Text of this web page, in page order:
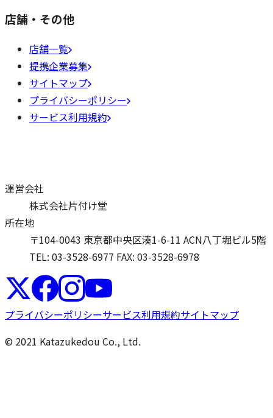
店舗・その他
店舗一覧
提携企業募集
サイトマップ
プライバシーポリシー
サービス利用規約
運営会社
株式会社片付け堂
所在地
〒104-0043 東京都中央区湊1-6-11 ACN八丁堀ビル5階
TEL: 03-3528-6977 FAX: 03-3528-6978
プライバシーポリシーサービス利用規約サイトマップ
© 2021 Katazukedou Co., Ltd.